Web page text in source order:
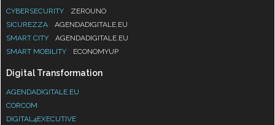
CYBERSECURITY
ZEROUNO
SICUREZZA
AGENDADIGITALE.EU
SMART CITY
AGENDADIGITALE.EU
SMART MOBILITY
ECONOMYUP
Digital Transformation
AGENDADIGITALE.EU
CORCOM
DIGITAL4EXECUTIVE